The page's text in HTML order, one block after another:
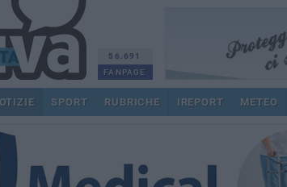
56.691
FANPAGE
SPORT RUBRICHE IREPORT METEO